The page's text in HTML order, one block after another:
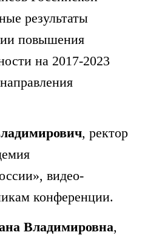
результаты
повышения
на 2017-2023
, ректор
видео-
конференции.
Владимировна,